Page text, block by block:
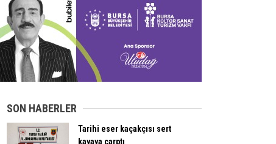
SON HABERLER
Tarihi eser kaçakçısı sert
kayaya çarptı